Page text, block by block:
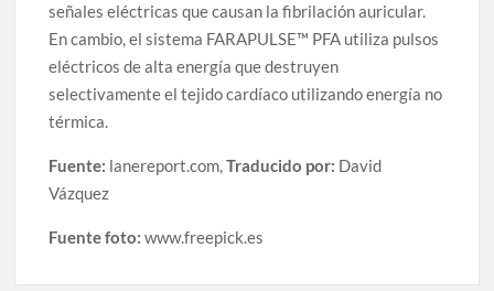
señales eléctricas que causan la fibrilación auricular.
En cambio, el sistema FARAPULSE™ PFA utiliza pulsos
eléctricos de alta energía que destruyen
selectivamente el tejido cardíaco utilizando energía no
térmica.
Fuente: lanereport.com,Traducido por: David
Vázquez
Fuente foto:www.freepick.es